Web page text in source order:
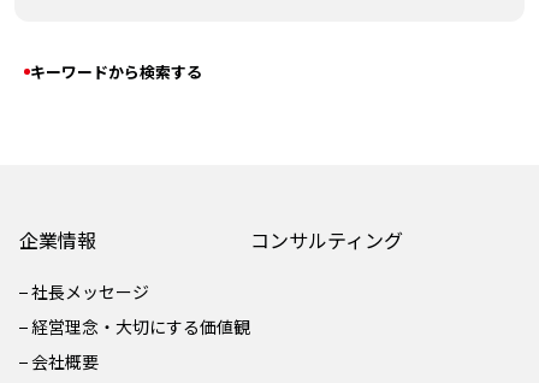
キーワードから検索する
企業情報
社長メッセージ
経営理念・大切にする価値観
会社概要
コンサルティング